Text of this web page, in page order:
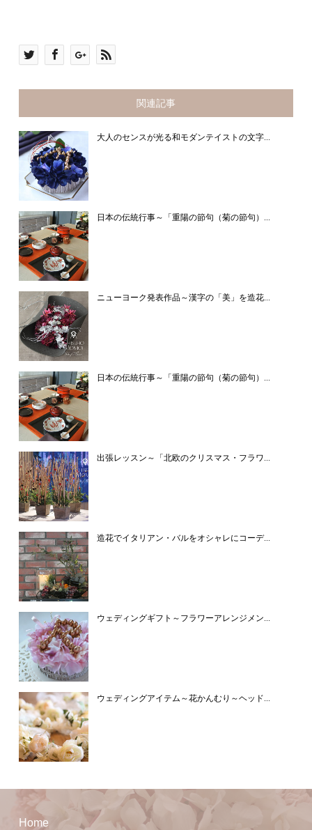
関連記事
大人のセンスが光る和モダンテイストの文字...
日本の伝統行事～「重陽の節句（菊の節句）...
ニューヨーク発表作品～漢字の「美」を造花...
日本の伝統行事～「重陽の節句（菊の節句）...
出張レッスン～「北欧のクリスマス・フラワ...
造花でイタリアン・バルをオシャレにコーデ...
ウェディングギフト～フラワーアレンジメン...
ウェディングアイテム～花かんむり～ヘッド...
Home